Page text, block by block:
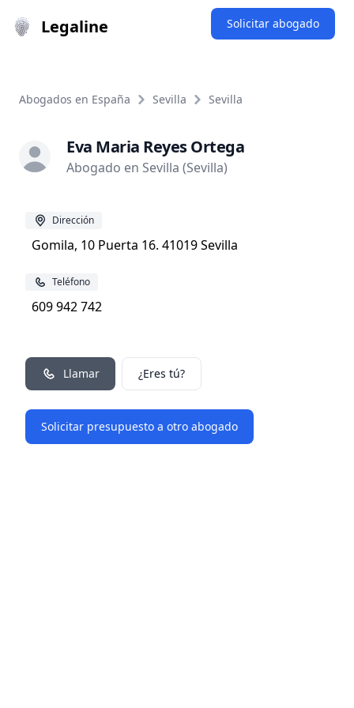
Legaline Solicitar abogado
Abogados en España Sevilla Sevilla
Eva Maria Reyes Ortega
Abogado en Sevilla (Sevilla)
Dirección
Gomila, 10 Puerta 16. 41019 Sevilla
Teléfono
609 942 742
Llamar ¿Eres tú?
Solicitar presupuesto a otro abogado